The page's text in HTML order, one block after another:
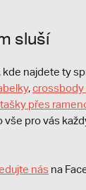
sluší
najdete ty
,crossbody
přes
vše pro vás
nás na